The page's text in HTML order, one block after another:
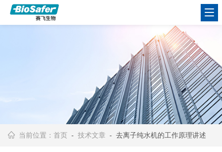
当前位置：首页 -技术文章 - 去离子纯水机的工作原理讲述